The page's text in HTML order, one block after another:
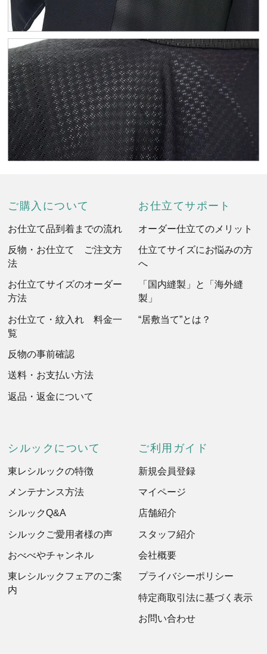
ご購入について
お仕立て品到着までの流れ
反物・お仕立て ご注文方
法
お仕立てサイズのオーダー
方法
お仕立て・紋入れ 料金一
覧
反物の事前確認
送料・お支払い方法
返品・返金について
お仕立てサポート
オーダー仕立てのメリット
仕立てサイズにお悩みの方
へ
「国内縫製」と「海外縫
製」
“居敷当て”とは？
シルックについて
東レシルックの特徴
メンテナンス方法
シルックQ&A
シルックご愛用者様の声
おべべやチャンネル
東レシルックフェアのご案
内
ご利用ガイド
新規会員登録
マイページ
店舗紹介
スタッフ紹介
会社概要
プライバシーポリシー
特定商取引法に基づく表示
お問い合わせ